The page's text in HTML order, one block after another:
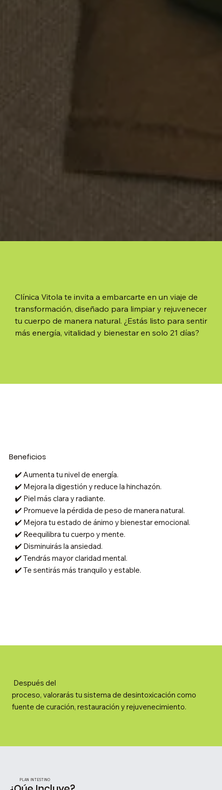
Clínica Vitola te invita a embarcarte en un viaje de
transformación, diseñado para limpiar y rejuvenecer
tu cuerpo de manera natural. ¿Estás listo para sentir
más energía, vitalidad y bienestar en solo 21 días?
Beneficios
✔️ Aumenta tu nivel de energía.
✔️ Mejora la digestión y reduce la hinchazón.
✔️ Piel más clara y radiante.
✔️ Promueve la pérdida de peso de manera natural.
✔️ Mejora tu estado de ánimo y bienestar emocional.
✔️ Reequilibra tu cuerpo y mente.
✔️ Disminuirás la ansiedad.
✔️ Tendrás mayor claridad mental.
✔️ Te sentirás más tranquilo y estable.
Después del
proceso, valorarás tu sistema de desintoxicación como
fuente de curación, restauración y rejuvenecimiento.
PLAN INTESTINO